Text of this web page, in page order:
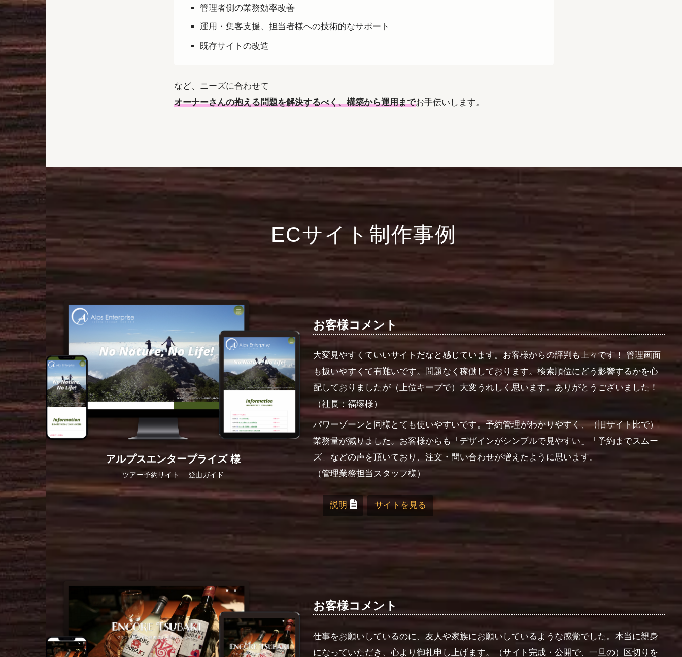
管理者側の業務効率改善
運用・集客支援、担当者様への技術的なサポート
既存サイトの改造
など、ニーズに合わせて
オーナーさんの抱える問題を解決するべく、構築から運用までお手伝いします。
ECサイト制作事例
アルプスエンタープライズ 様
ツアー予約サイト 登山ガイド
お客様コメント
大変見やすくていいサイトだなと感じています。お客様からの評判も上々です！ 管理画面
も扱いやすくて有難いです。問題なく稼働しております。検索順位にどう影響するかを心
配しておりましたが（上位キープで）大変うれしく思います。ありがとうございました！
（社長：福塚様）
パワーゾーンと同様とても使いやすいです。予約管理がわかりやすく、（旧サイト比で）
業務量が減りました。お客様からも「デザインがシンプルで見やすい」「予約までスムー
ズ」などの声を頂いており、注文・問い合わせが増えたように思います。
（管理業務担当スタッフ様）
説明 サイトを見る
お客様コメント
仕事をお願いしているのに、友人や家族にお願いしているような感覚でした。本当に親身
になっていただき、心より御礼申し上げます。（サイト完成・公開で、一旦の）区切りを